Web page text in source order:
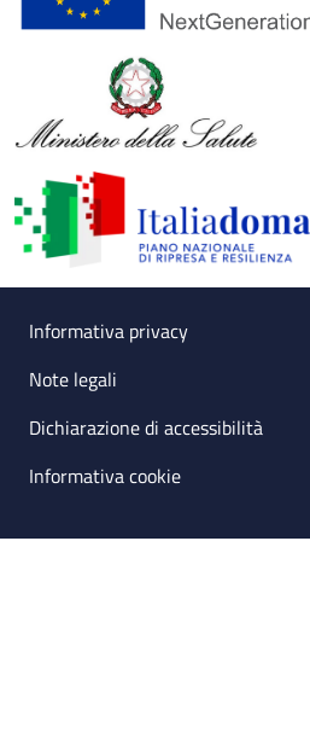
Small prints
Useful links section
Informativa privacy
Note legali
Dichiarazione di accessibilità
Informativa cookie